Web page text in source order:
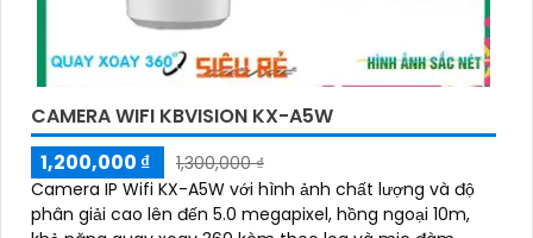
CAMERA WIFI KBVISION KX-A5W
1,200,000 ₫
1,300,000 ₫
Camera IP Wifi KX-A5W với hình ảnh chất lượng và độ
phân giải cao lên đến 5.0 megapixel, hồng ngoại 10m,